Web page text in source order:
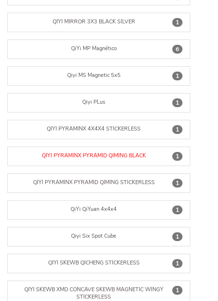
1
QIYI MIRROR 3X3 BLACK SILVER
6
QiYi MP Magnético
1
Qiyi MS Magnetic 5x5
1
Qiyi PLus
1
QIYI PYRAMINX 4X4X4 STICKERLESS
1
QIYI PYRAMINX PYRAMID QIMING BLACK
1
QIYI PYRAMINX PYRAMID QIMING STICKERLESS
1
QiYi QiYuan 4x4x4
1
Qiyi Six Spot Cube
1
QIYI SKEWB QICHENG STICKERLESS
1
QIYI SKEWB XMD CONCAVE SKEWB MAGNETIC WINGY
STICKERLESS